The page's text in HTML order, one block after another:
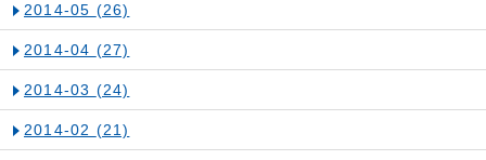
2014-05 (26)
2014-04 (27)
2014-03 (24)
2014-02 (21)